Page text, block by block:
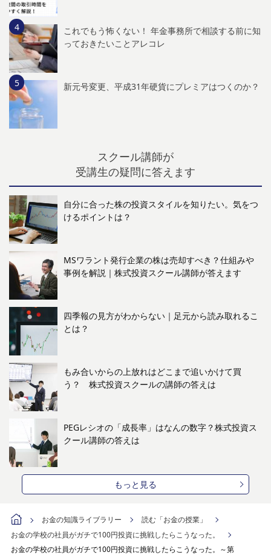
これでもう怖くない！ 年金事務所で相談する前に知
っておきたいことアレコレ
新元号変更、平成31年硬貨にプレミアはつくのか？
スクール講師が
受講生の疑問に答えます
自分に合った株の投資スタイルを知りたい。気をつ
けるポイントは？
MSワラント発行企業の株は売却すべき？仕組みや
事例を解説｜株式投資スクール講師が答えます
四季報の見方がわからない｜足元から読み取れるこ
とは？
もみ合いからの上放れはどこまで追いかけて買
う？ 株式投資スクールの講師の答えは
PEGレシオの「成長率」はなんの数字？株式投資ス
クール講師の答えは
もっと見る
お金の知識ライブラリー
読む「お金の授業」
お金の学校の社員がガチで100円投資に挑戦したらこうなった。
お金の学校の社員がガチで100円投資に挑戦したらこうなった。～第